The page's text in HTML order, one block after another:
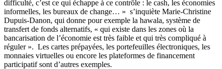
difficulté, c’est ce qui échappe à ce contrôle : le cash, les économies
informelles, les bureaux de change… » s’inquiète Marie-Christine
Dupuis-Danon, qui donne pour exemple la hawala, système de
transfert de fonds alternatifs, « qui existe dans les zones où la
bancarisation de l’économie est très faible et qui très compliqué à
réguler ». Les cartes prépayées, les portefeuilles électroniques, les
monnaies virtuelles ou encore les plateformes de financement
participatif sont d’autres exemples.